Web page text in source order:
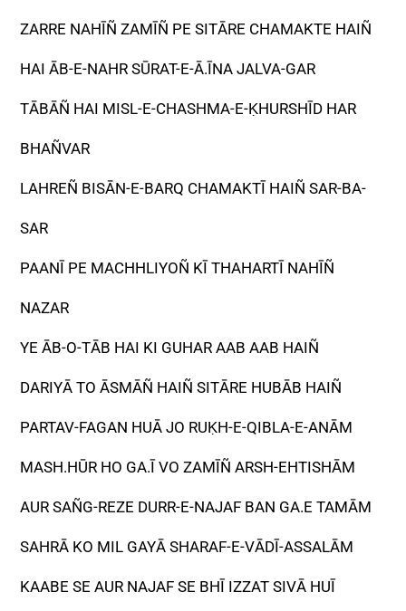
ZARRE NAHĪÑ ZAMĪÑ PE SITĀRE CHAMAKTE HAIÑ
HAI ĀB-E-NAHR SŪRAT-E-Ā.ĪNA JALVA-GAR
TĀBĀÑ HAI MISL-E-CHASHMA-E-ḲHURSHĪD HAR
BHAÑVAR
LAHREÑ BISĀN-E-BARQ CHAMAKTĪ HAIÑ SAR-BA-
SAR
PAANĪ PE MACHHLIYOÑ KĪ THAHARTĪ NAHĪÑ
NAZAR
YE ĀB-O-TĀB HAI KI GUHAR AAB AAB HAIÑ
DARIYĀ TO ĀSMĀÑ HAIÑ SITĀRE HUBĀB HAIÑ
PARTAV-FAGAN HUĀ JO RUḲH-E-QIBLA-E-ANĀM
MASH.HŪR HO GA.Ī VO ZAMĪÑ ARSH-EHTISHĀM
AUR SAÑG-REZE DURR-E-NAJAF BAN GA.E TAMĀM
SAHRĀ KO MIL GAYĀ SHARAF-E-VĀDĪ-ASSALĀM
KAABE SE AUR NAJAF SE BHĪ IZZAT SIVĀ HUĪ